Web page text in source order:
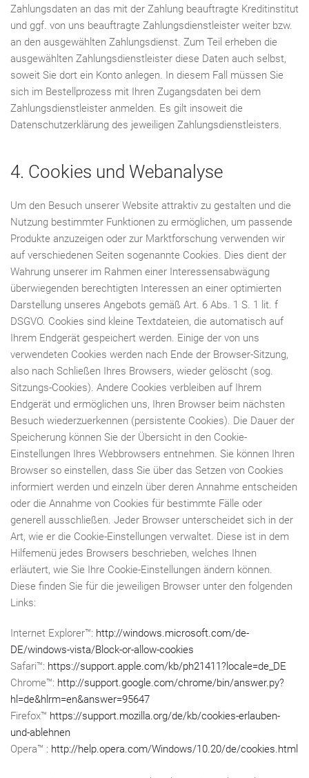
Zahlungsdaten an das mit der Zahlung beauftragte Kreditinstitut
und ggf. von uns beauftragte Zahlungsdienstleister weiter bzw.
an den ausgewählten Zahlungsdienst. Zum Teil erheben die
ausgewählten Zahlungsdienstleister diese Daten auch selbst,
soweit Sie dort ein Konto anlegen. In diesem Fall müssen Sie
sich im Bestellprozess mit Ihren Zugangsdaten bei dem
Zahlungsdienstleister anmelden. Es gilt insoweit die
Datenschutzerklärung des jeweiligen Zahlungsdienstleisters.
4. Cookies und Webanalyse
Um den Besuch unserer Website attraktiv zu gestalten und die
Nutzung bestimmter Funktionen zu ermöglichen, um passende
Produkte anzuzeigen oder zur Marktforschung verwenden wir
auf verschiedenen Seiten sogenannte Cookies. Dies dient der
Wahrung unserer im Rahmen einer Interessensabwägung
überwiegenden berechtigten Interessen an einer optimierten
Darstellung unseres Angebots gemäß Art. 6 Abs. 1 S. 1 lit. f
DSGVO. Cookies sind kleine Textdateien, die automatisch auf
Ihrem Endgerät gespeichert werden. Einige der von uns
verwendeten Cookies werden nach Ende der Browser-Sitzung,
also nach Schließen Ihres Browsers, wieder gelöscht (sog.
Sitzungs-Cookies). Andere Cookies verbleiben auf Ihrem
Endgerät und ermöglichen uns, Ihren Browser beim nächsten
Besuch wiederzuerkennen (persistente Cookies). Die Dauer der
Speicherung können Sie der Übersicht in den Cookie-
Einstellungen Ihres Webbrowsers entnehmen. Sie können Ihren
Browser so einstellen, dass Sie über das Setzen von Cookies
informiert werden und einzeln über deren Annahme entscheiden
oder die Annahme von Cookies für bestimmte Fälle oder
generell ausschließen. Jeder Browser unterscheidet sich in der
Art, wie er die Cookie-Einstellungen verwaltet. Diese ist in dem
Hilfemenü jedes Browsers beschrieben, welches Ihnen
erläutert, wie Sie Ihre Cookie-Einstellungen ändern können.
Diese finden Sie für die jeweiligen Browser unter den folgenden
Links:
Internet Explorer™: http://windows.microsoft.com/de-
DE/windows-vista/Block-or-allow-cookies
Safari™: https://support.apple.com/kb/ph21411?locale=de_DE
Chrome™: http://support.google.com/chrome/bin/answer.py?
hl=de&hlrm=en&answer=95647
Firefox™ https://support.mozilla.org/de/kb/cookies-erlauben-
und-ablehnen
Opera™ : http://help.opera.com/Windows/10.20/de/cookies.html